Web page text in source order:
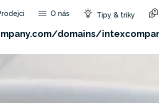
domains/
O nás Tipy & triky